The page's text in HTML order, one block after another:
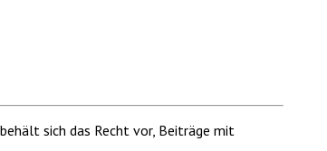
sich das Recht vor, Beiträge mit